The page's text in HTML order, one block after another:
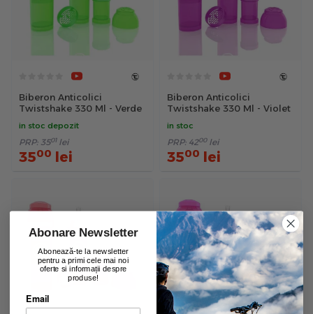
Biberon Anticolici
Twistshake 330 Ml - Verde
in stoc depozit
PRP: 3501 lei
3500 lei
Biberon Anticolici
Twistshake 330 Ml - Violet
in stoc
PRP: 4200 lei
3500 lei
Abonare Newsletter
Abonează-te la newsletter
pentru a primi cele mai noi
oferte si informații despre
produse!
Email